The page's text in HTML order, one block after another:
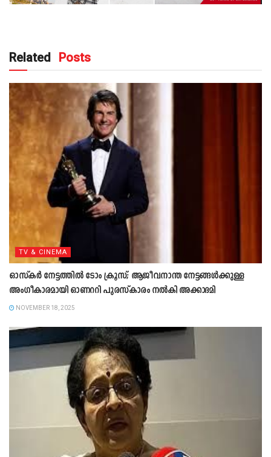
Related Posts
TV & CINEMA
ഓസ്കർ നേട്ടത്തിൽ ടോം ക്രൂസ്; ആജീവനാന്ത നേട്ടങ്ങൾക്കുള്ള
അംഗീകാരമായി ഓണററി പുരസ്കാരം നൽകി അക്കാദമി
NOVEMBER 18, 2025